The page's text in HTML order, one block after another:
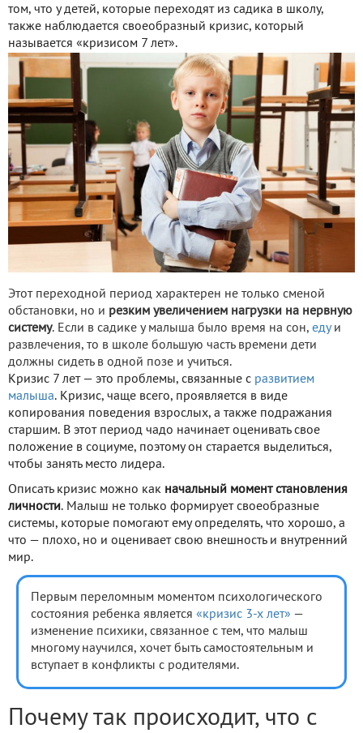
том, что у детей, которые переходят из садика в школу,
также наблюдается своеобразный кризис, который
называется «кризисом 7 лет».
Этот переходной период характерен не только сменой
обстановки, но и резким увеличением нагрузки на нервную
систему. Если в садике у малыша было время на сон, едуи
развлечения, то в школе большую часть времени дети
должны сидеть в одной позе и учиться.
Кризис 7 лет — это проблемы, связанные с развитием
малыша. Кризис, чаще всего, проявляется в виде
копирования поведения взрослых, а также подражания
старшим. В этот период чадо начинает оценивать свое
положение в социуме, поэтому он старается выделиться,
чтобы занять место лидера.
Описать кризис можно как начальный момент становления
личности. Малыш не только формирует своеобразные
системы, которые помогают ему определять, что хорошо, а
что — плохо, но и оценивает свою внешность и внутренний
мир.
Первым переломным моментом психологического
состояния ребенка является «кризис 3-х лет» —
изменение психики, связанное с тем, что малыш
многому научился, хочет быть самостоятельным и
вступает в конфликты с родителями.
Почему так происходит, что с